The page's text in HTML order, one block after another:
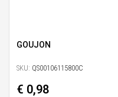
GOUJON
SKU: QS00106115800C
€ 0,98